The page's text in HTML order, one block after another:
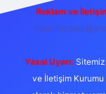
Reklam ve
Yasal Uyarı:
ve İletişim Kurumu